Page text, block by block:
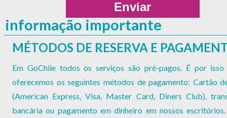
informação importante
MÉTODOS DE RESERVA E
Em GoChile todos os serviços são pré-pagos. É por isso
oferecemos os seguintes métodos de pagamento: Cartão
(American Express, Visa, Master Card, Diners Club),
bancária ou pagamento em dinheiro em nossos